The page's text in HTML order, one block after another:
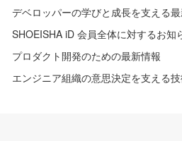
デベロッパーの学びと成長を支える
SHOEISHA iD 会員全体に対するお知
プロダクト開発のための最新情報
エンジニア組織の意思決定を支える